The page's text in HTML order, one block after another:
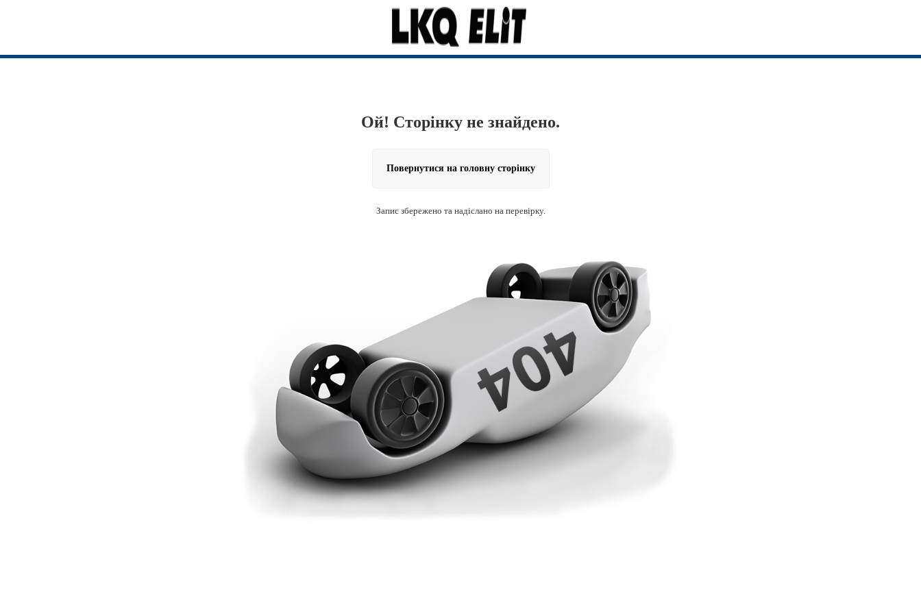
Ой! Сторінку не знайдено.
Повернутися на головну сторінку
Запис збережено та надіслано на перевірку.